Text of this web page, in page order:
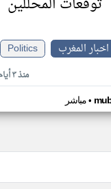
اخبار المغرب
Politics
منذ ٣ أيام
مباشر•